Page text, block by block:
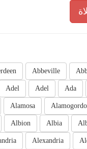
Abbeville
Ada
Adel
Adel
Alamogordo
Alamosa
Albia
Albion
Alexandria